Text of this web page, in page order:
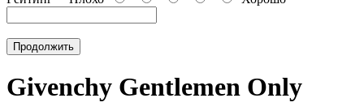
Продолжить
Givenchy Gentlemen Only